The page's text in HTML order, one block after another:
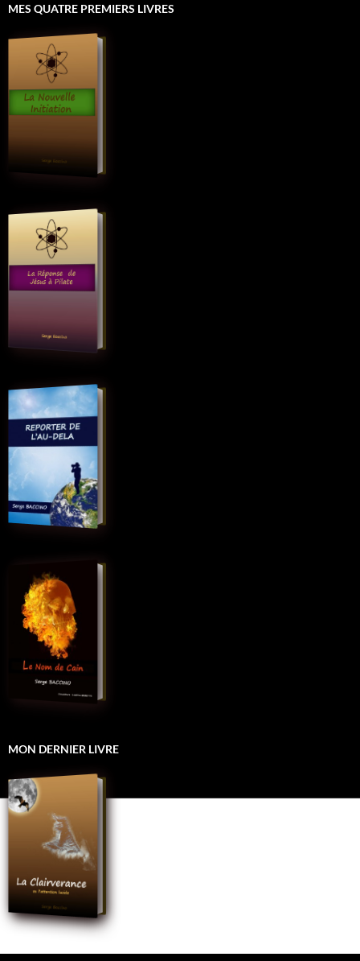
MES QUATRE PREMIERS LIVRES
MON DERNIER LIVRE